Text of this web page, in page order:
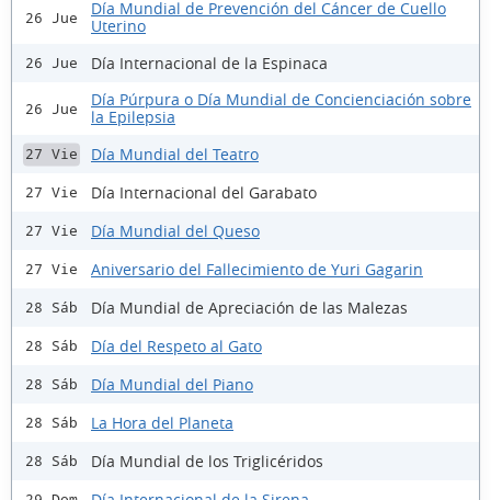
26 Jue
Día Mundial de Prevención del Cáncer de Cuello
Uterino
26 Jue Día Internacional de la Espinaca
26 Jue
Día Púrpura o Día Mundial de Concienciación sobre
la Epilepsia
27 Vie Día Mundial del Teatro
27 Vie Día Internacional del Garabato
27 Vie Día Mundial del Queso
27 Vie Aniversario del Fallecimiento de Yuri Gagarin
28 Sáb Día Mundial de Apreciación de las Malezas
28 Sáb Día del Respeto al Gato
28 Sáb Día Mundial del Piano
28 Sáb La Hora del Planeta
28 Sáb Día Mundial de los Triglicéridos